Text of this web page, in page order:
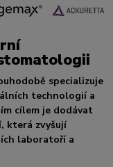
specializuje
technologií a
cílem je dodávat
která zvyšují
laboratoří a